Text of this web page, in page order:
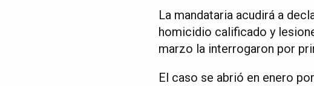
La mandataria acudirá a
homicidio calificado y
marzo la interrogaron por
El caso se abrió en enero